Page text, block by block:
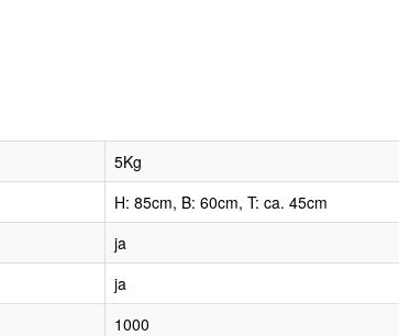
5Kg
H: 85cm, B: 60cm, T: ca. 45cm
ja
ja
1000